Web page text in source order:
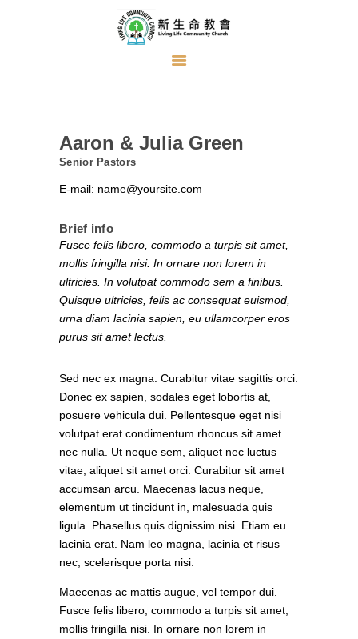
牧者的話
浸禮見證
奉獻方式
建堂事工
Aaron & Julia Green
Senior Pastors
E-mail: name@yoursite.com
Brief info
Fusce felis libero, commodo a turpis sit amet,
mollis fringilla nisi. In ornare non lorem in
ultricies. In volutpat commodo sem a finibus.
Quisque ultricies, felis ac consequat euismod,
urna diam lacinia sapien, eu ullamcorper eros
purus sit amet lectus.
Sed nec ex magna. Curabitur vitae sagittis orci.
Donec ex sapien, sodales eget lobortis at,
posuere vehicula dui. Pellentesque eget nisi
volutpat erat condimentum rhoncus sit amet
nec nulla. Ut neque sem, aliquet nec luctus
vitae, aliquet sit amet orci. Curabitur sit amet
accumsan arcu. Maecenas lacus neque,
elementum ut tincidunt in, malesuada quis
ligula. Phasellus quis dignissim nisi. Etiam eu
lacinia erat. Nam leo magna, lacinia et risus
nec, scelerisque porta nisi.
Maecenas ac mattis augue, vel tempor dui.
Fusce felis libero, commodo a turpis sit amet,
mollis fringilla nisi. In ornare non lorem in